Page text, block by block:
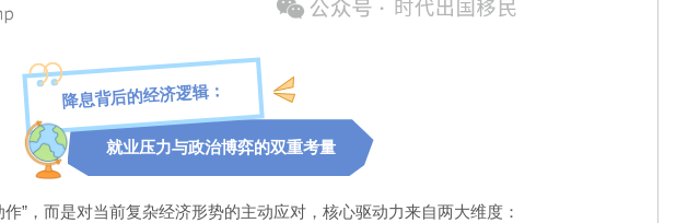
降息背后的经济逻辑：
就业压力与政治博弈的双重考量
”，而是对当前复杂经济形势的主动应对，核心驱动力来自两大维度：